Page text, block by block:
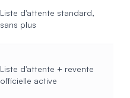
Liste d'attente standard,
sans plus
Liste d'attente + revente
officielle active